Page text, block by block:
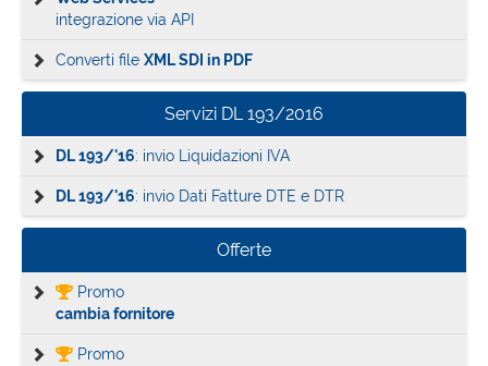
integrazione via API
Converti file XML SDI in PDF
Servizi DL 193/2016
DL 193/'16: invio Liquidazioni IVA
DL 193/'16: invio Dati Fatture DTE e DTR
Offerte
Promo
cambia fornitore
Promo